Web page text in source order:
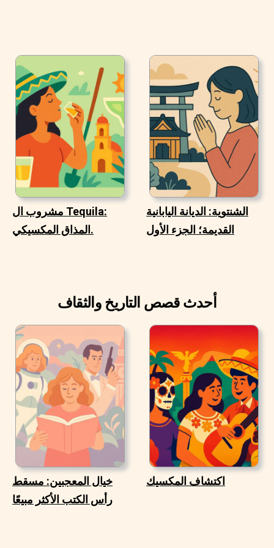
مشروب ال Tequila:
المذاق المكسيكي.
الشنتوية: الديانة اليابانية
القديمة؛ الجزء الأول
أحدث قصص التاريخ والثقاف
خيال المعجبين: مسقط
رأس الكتب الأكثر مبيعًا
اكتشاف المكسيك